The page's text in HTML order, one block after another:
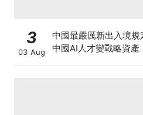
3
03 Aug
中國最嚴厲新出入境規
中國AI人才變戰略資產